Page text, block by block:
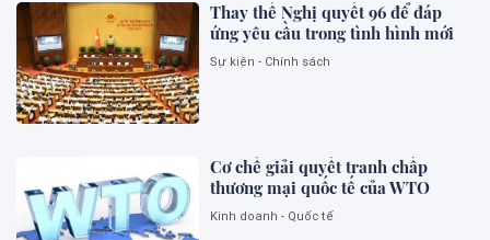
Thay thế Nghị quyết 96 để đáp
ứng yêu cầu trong tình hình mới
Sự kiện - Chính sách
Cơ chế giải quyết tranh chấp
thương mại quốc tế của WTO
Kinh doanh - Quốc tế